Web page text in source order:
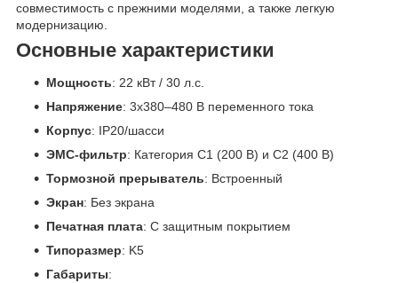
совместимость с прежними моделями, а также легкую
модернизацию.
Основные характеристики
Мощность: 22 кВт / 30 л.с.
Напряжение: 3x380–480 В переменного тока
Корпус: IP20/шасси
ЭМС-фильтр: Категория C1 (200 В) и C2 (400 В)
Тормозной прерыватель: Встроенный
Экран: Без экрана
Печатная плата: С защитным покрытием
Типоразмер: K5
Габариты: